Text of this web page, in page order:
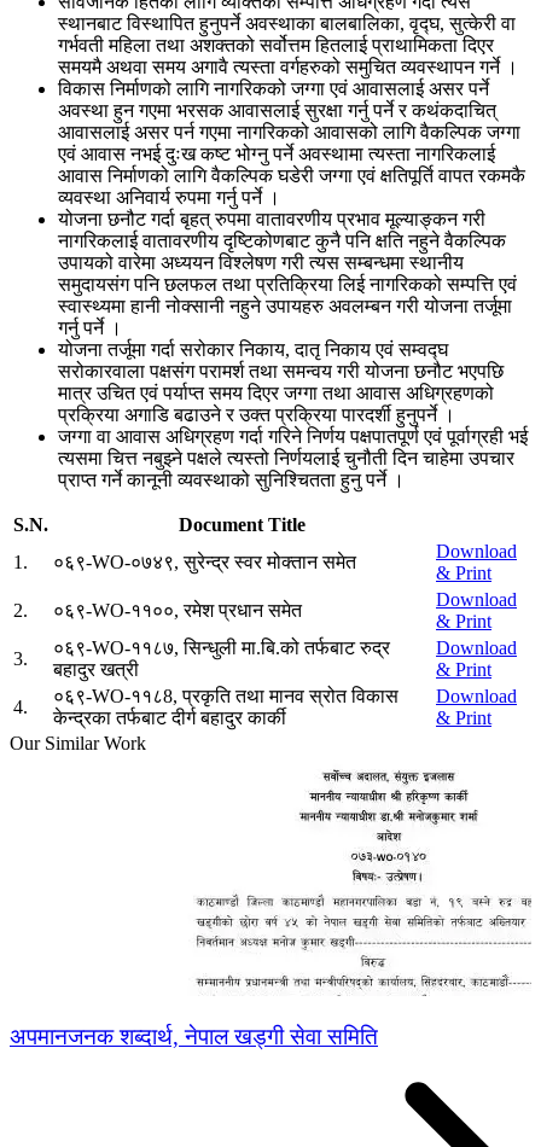
स्थानबाट विस्थापित हुनुपर्ने अवस्थाका बालबालिका, वृद्घ, सुत्केरी वा
गर्भवती महिला तथा अशक्तको सर्वोत्तम हितलाई प्राथामिकता दिएर
समयमै अथवा समय अगावै त्यस्ता वर्गहरुको समुचित व्यवस्थापन गर्ने ।
विकास निर्माणको लागि नागरिकको जग्गा एवं आवासलाई असर पर्ने
अवस्था हुन गएमा भरसक आवासलाई सुरक्षा गर्नु पर्ने र कथंकदाचित्
आवासलाई असर पर्न गएमा नागरिकको आवासको लागि वैकल्पिक जग्गा
एवं आवास नभई दुःख कष्ट भोग्नु पर्ने अवस्थामा त्यस्ता नागरिकलाई
आवास निर्माणको लागि वैकल्पिक घडेरी जग्गा एवं क्षतिपूर्ति वापत रकमकै
व्यवस्था अनिवार्य रुपमा गर्नु पर्ने ।
योजना छनौट गर्दा बृहत् रुपमा वातावरणीय प्रभाव मूल्याङ्कन गरी
नागरिकलाई वातावरणीय दृष्टिकोणबाट कुनै पनि क्षति नहुने वैकल्पिक
उपायको वारेमा अध्ययन विश्लेषण गरी त्यस सम्बन्धमा स्थानीय
समुदायसंग पनि छलफल तथा प्रतिक्रिया लिई नागरिकको सम्पत्ति एवं
स्वास्थ्यमा हानी नोक्सानी नहुने उपायहरु अवलम्बन गरी योजना तर्जूमा
गर्नु पर्ने ।
योजना तर्जूमा गर्दा सरोकार निकाय, दातृ निकाय एवं सम्वद्घ
सरोकारवाला पक्षसंग परामर्श तथा समन्वय गरी योजना छनौट भएपछि
मात्र उचित एवं पर्याप्त समय दिएर जग्गा तथा आवास अधिग्रहणको
प्रक्रिया अगाडि बढाउने र उक्त प्रक्रिया पारदर्शी हुनुपर्ने ।
जग्गा वा आवास अधिग्रहण गर्दा गरिने निर्णय पक्षपातपूर्ण एवं पूर्वाग्रही भई
त्यसमा चित्त नबुझ्ने पक्षले त्यस्तो निर्णयलाई चुनौती दिन चाहेमा उपचार
प्राप्त गर्ने कानूनी व्यवस्थाको सुनिश्चितता हुनु पर्ने ।
S.N.
Document Title
1 . ०६९-WO-०७४९, सुरेन्द्र स्वर मोक्तान समेत
Download
& Print
2. ०६९-WO-११००, रमेश प्रधान समेत
Download
& Print
3.
०६९-WO-११८७, सिन्धुली मा.बि.को तर्फबाट रुद्र
बहादुर खत्री
Download
& Print
4.
०६९-WO-११८8, प्रकृति तथा मानव स्रोत विकास
केन्द्रका तर्फबाट दीर्ग बहादुर कार्की
Download
& Print
Our Similar Work
अपमानजनक शब्दार्थ, नेपाल खड्गी सेवा समिति